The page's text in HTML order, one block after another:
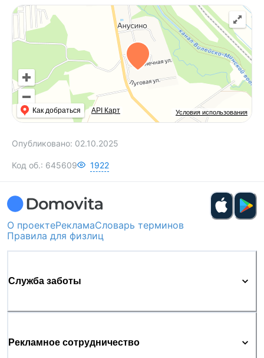
Условия использования
Как добраться API Карт
Опубликовано: 02.10.2025
Код об.: 645609 1922
О проектеРекламаСловарь терминов
Правила для физлиц
Служба заботы
Рекламное сотрудничество